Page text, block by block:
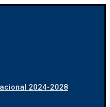
2024-2028